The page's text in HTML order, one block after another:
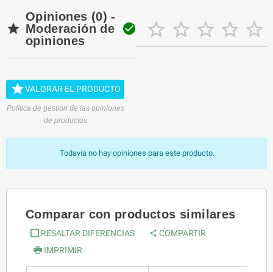

Opiniones (0) -
Moderación de
opiniones
     
VALORAR EL PRODUCTO
Política de gestión de las opiniones
de productos
Todavía no hay opiniones para este producto.
Comparar con productos similares
RESALTAR DIFERENCIAS
COMPARTIR
IMPRIMIR